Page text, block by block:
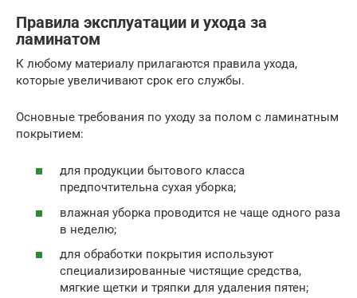
Правила эксплуатации и ухода за
ламинатом
К любому материалу прилагаются правила ухода,
которые увеличивают срок его службы.
Основные требования по уходу за полом с ламинатным
покрытием:
для продукции бытового класса
предпочтительна сухая уборка;
влажная уборка проводится не чаще одного раза
в неделю;
для обработки покрытия используют
специализированные чистящие средства,
мягкие щетки и тряпки для удаления пятен;